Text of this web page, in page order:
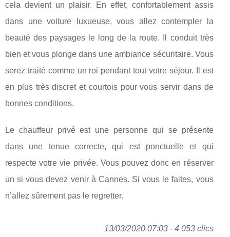
cela devient un plaisir. En effet, confortablement assis
dans une voiture luxueuse, vous allez contempler la
beauté des paysages le long de la route. Il conduit très
bien et vous plonge dans une ambiance sécuritaire. Vous
serez traité comme un roi pendant tout votre séjour. Il est
en plus très discret et courtois pour vous servir dans de
bonnes conditions.
Le chauffeur privé est une personne qui se présente
dans une tenue correcte, qui est ponctuelle et qui
respecte votre vie privée. Vous pouvez donc en réserver
un si vous devez venir à Cannes. Si vous le faites, vous
n’allez sûrement pas le regretter.
13/03/2020 07:03 - 4 053 clics